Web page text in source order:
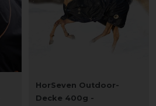
HorSeven Outdoor-
Decke 400g -